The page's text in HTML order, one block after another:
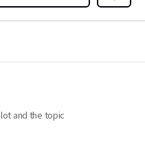
검색
즐겨찾
기0
and the topic